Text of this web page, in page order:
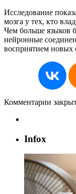
Исследование
мозга у тех, кто
Чем больше языков
нейронные
восприятием новых
Комментарии
Infox